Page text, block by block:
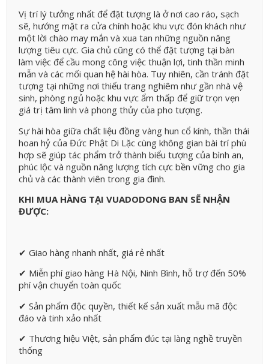
Vị trí lý tưởng nhất để đặt tượng là ở nơi cao ráo, sạch
sẽ, hướng mặt ra cửa chính hoặc khu vực đón khách như
một lời chào may mắn và xua tan những nguồn năng
lượng tiêu cực. Gia chủ cũng có thể đặt tượng tại bàn
làm việc để cầu mong công việc thuận lợi, tinh thần minh
mẫn và các mối quan hệ hài hòa. Tuy nhiên, cần tránh đặt
tượng tại những nơi thiếu trang nghiêm như gần nhà vệ
sinh, phòng ngủ hoặc khu vực ẩm thấp để giữ trọn vẹn
giá trị tâm linh và phong thủy của pho tượng.
Sự hài hòa giữa chất liệu đồng vàng hun cổ kính, thần thái
hoan hỷ của Đức Phật Di Lặc cùng không gian bài trí phù
hợp sẽ giúp tác phẩm trở thành biểu tượng của bình an,
phúc lộc và nguồn năng lượng tích cực bền vững cho gia
chủ và các thành viên trong gia đình.
KHI MUA HÀNG TẠI VUADODONG BAN SẼ NHẬN
ĐƯỢC:
✔ Giao hàng nhanh nhất, giá rẻ nhất
✔ Miễn phí giao hàng Hà Nội, Ninh Bình, hỗ trợ đến 50%
phí vận chuyển toàn quốc
✔ Sản phẩm độc quyền, thiết kế sản xuất mẫu mã độc
đáo và tinh xảo nhất
✔ Thương hiệu Việt, sản phẩm đúc tại làng nghề truyền
thống